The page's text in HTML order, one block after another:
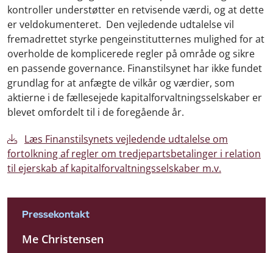
kontroller understøtter en retvisende værdi, og at dette
er veldokumenteret. Den vejledende udtalelse vil
fremadrettet styrke pengeinstitutternes mulighed for at
overholde de komplicerede regler på område og sikre
en passende governance. Finanstilsynet har ikke fundet
grundlag for at anfægte de vilkår og værdier, som
aktierne i de fællesejede kapitalforvaltningsselskaber er
blevet omfordelt til i de foregående år.
Læs Finanstilsynets vejledende udtalelse om
fortolkning af regler om tredjepartsbetalinger i relation
til ejerskab af kapitalforvaltningsselskaber m.v.
Pressekontakt
Me Christensen